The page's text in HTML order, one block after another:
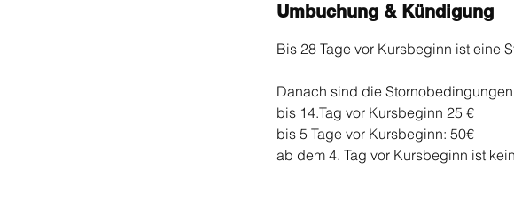
Umbuchung & Kündigung
Bis 28 Tage vor Kursbeginn ist eine
Danach sind die
bis 14.Tag vor Kursbeginn 25 €
bis 5 Tage vor Kursbeginn: 50€
ab dem 4. Tag vor Kursbeginn ist